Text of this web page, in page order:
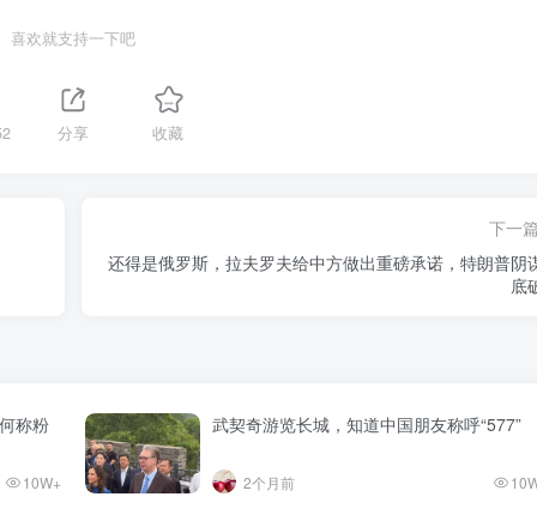
喜欢就支持一下吧
分享 收藏
下一篇
还得是俄罗斯，拉夫罗夫给中方做出重磅承诺，特朗普阴
底
称粉
10W+
武契奇游览长城，知道中国朋友称呼“577”
2个月前